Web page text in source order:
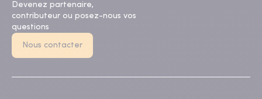
Devenez partenaire,
contributeur ou posez-nous vos
questions
Nous contacter